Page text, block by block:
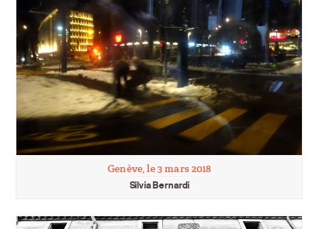
Genève, le 3 mars 2018
Silvia Bernardi